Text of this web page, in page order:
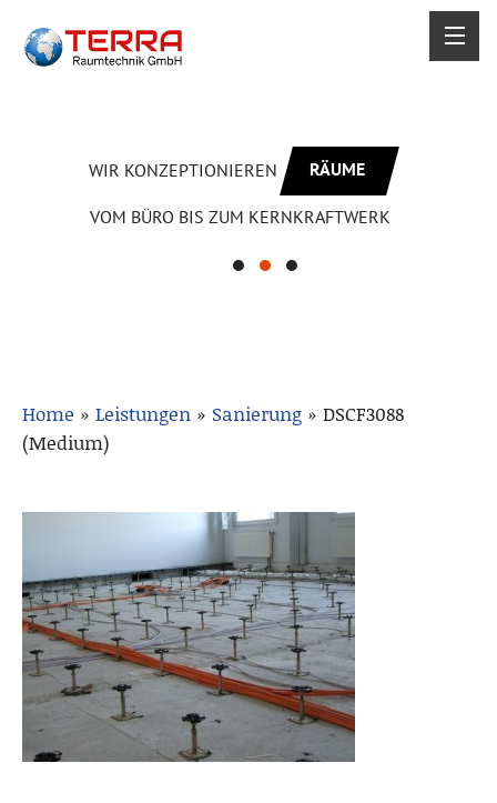
WIR KONZEPTIONIEREN RÄUME
VOM BÜRO BIS ZUM KERNKRAFTWERK
Home » Leistungen » Sanierung » DSCF3088
(Medium)